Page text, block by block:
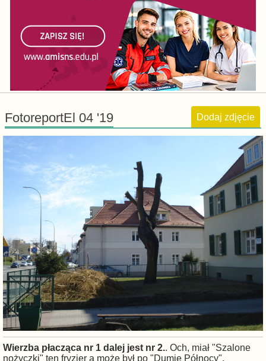
FotoreportEl 04 '19 Dodaj zdjęcie
Wierzba płacząca nr 1 dalej jest nr 2.. Och, miał "Szalone
nożyczki" ten fryzjer a może był po "Dumie Północy".